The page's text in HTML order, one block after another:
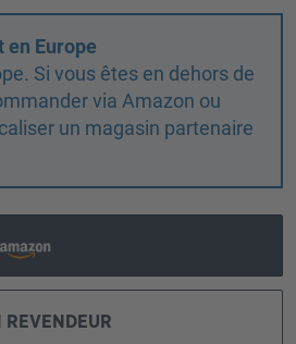
Europe
Si vous êtes en dehors de
via Amazon ou
un magasin partenaire
REVENDEUR